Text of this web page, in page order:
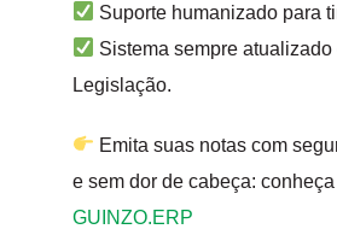
Suporte humanizado para
Sistema sempre atualizado
Legislação.
Emita suas notas com
e sem dor de cabeça:
GUINZO.ERP